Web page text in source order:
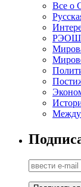
Все о
РЭОШ